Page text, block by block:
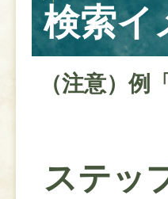
検索イ
（注意）例
ステッ